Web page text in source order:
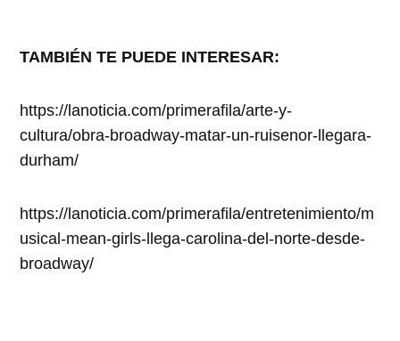
TAMBIÉN TE PUEDE INTERESAR:
https://lanoticia.com/primerafila/arte-y-
cultura/obra-broadway-matar-un-ruisenor-llegara-
durham/
https://lanoticia.com/primerafila/entretenimiento/m
usical-mean-girls-llega-carolina-del-norte-desde-
broadway/